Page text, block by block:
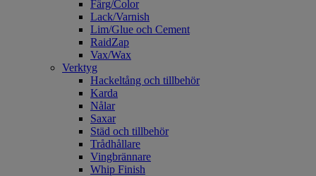
Färg/Color
Lack/Varnish
Lim/Glue och Cement
RaidZap
Vax/Wax
Verktyg
Hackeltång och tillbehör
Karda
Nålar
Saxar
Städ och tillbehör
Trådhållare
Vingbrännare
Whip Finish